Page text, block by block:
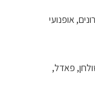
אופנועי
פאדל,